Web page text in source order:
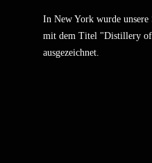
In New York wurde
mit dem Titel "Distillery of
ausgezeichnet.